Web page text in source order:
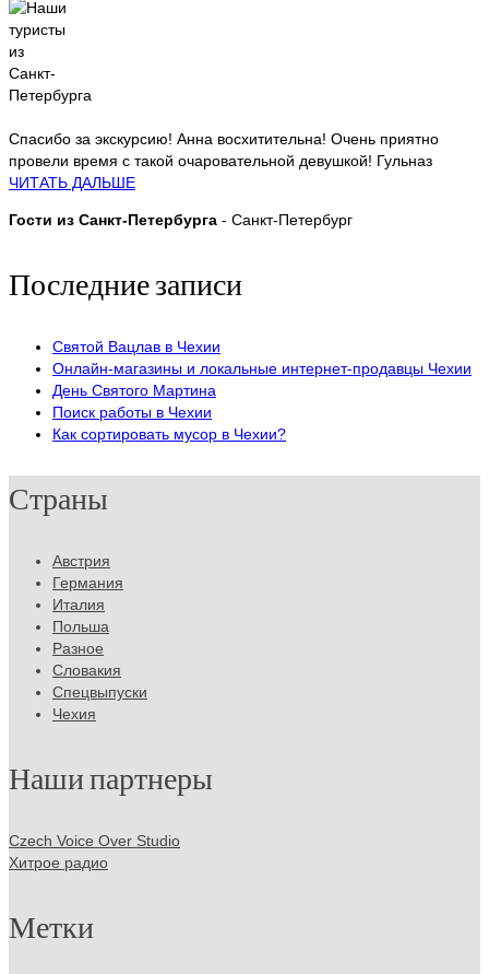
Спасибо за экскурсию! Анна восхитительна! Очень приятно
провели время с такой очаровательной девушкой! Гульназ
ЧИТАТЬ ДАЛЬШЕ
Гости из Санкт-Петербурга - Санкт-Петербург
Последние записи
Святой Вацлав в Чехии
Онлайн-магазины и локальные интернет-продавцы Чехии
День Святого Мартина
Поиск работы в Чехии
Как сортировать мусор в Чехии?
Страны
Австрия
Германия
Италия
Польша
Разное
Словакия
Спецвыпуски
Чехия
Наши партнеры
Czech Voice Over Studio
Хитрое радио
Метки